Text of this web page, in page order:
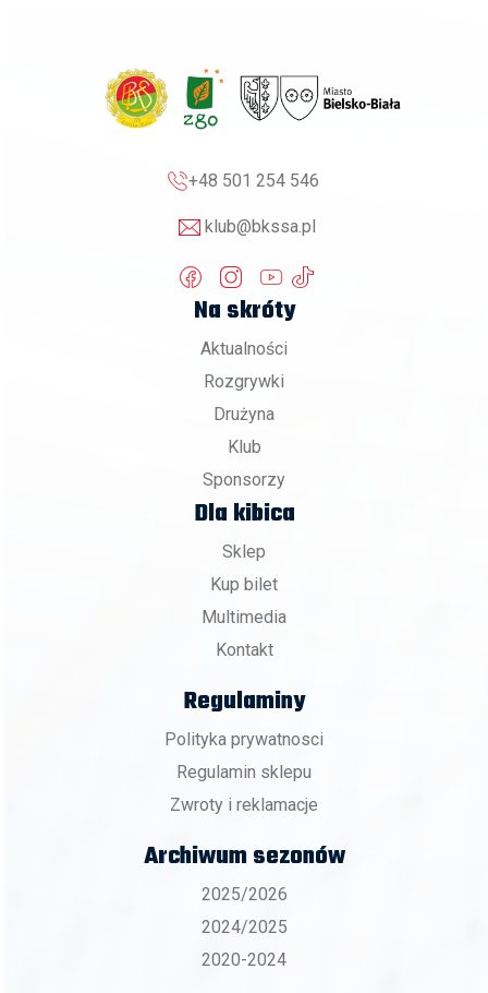
+48 501 254 546
klub@bkssa.pl
Na skróty
Aktualności
Rozgrywki
Drużyna
Klub
Sponsorzy
Dla kibica
Sklep
Kup bilet
Multimedia
Kontakt
Regulaminy
Polityka prywatnosci
Regulamin sklepu
Zwroty i reklamacje
Archiwum sezonów
2025/2026
2024/2025
2020-2024